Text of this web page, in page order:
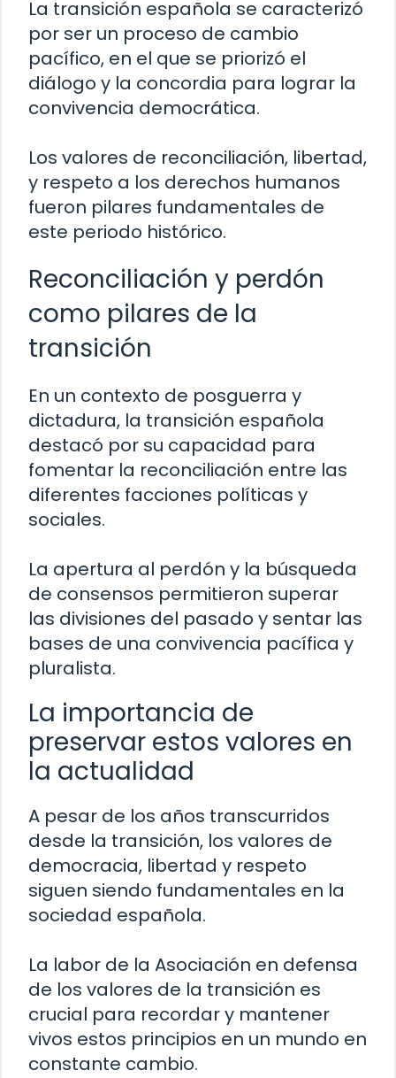
La transición española se caracterizó
por ser un proceso de cambio
pacífico, en el que se priorizó el
diálogo y la concordia para lograr la
convivencia democrática.
Los valores de reconciliación, libertad,
y respeto a los derechos humanos
fueron pilares fundamentales de
este periodo histórico.
Reconciliación y perdón
como pilares de la
transición
En un contexto de posguerra y
dictadura, la transición española
destacó por su capacidad para
fomentar la reconciliación entre las
diferentes facciones políticas y
sociales.
La apertura al perdón y la búsqueda
de consensos permitieron superar
las divisiones del pasado y sentar las
bases de una convivencia pacífica y
pluralista.
La importancia de
preservar estos valores en
la actualidad
A pesar de los años transcurridos
desde la transición, los valores de
democracia, libertad y respeto
siguen siendo fundamentales en la
sociedad española.
La labor de la Asociación en defensa
de los valores de la transición es
crucial para recordar y mantener
vivos estos principios en un mundo en
constante cambio.